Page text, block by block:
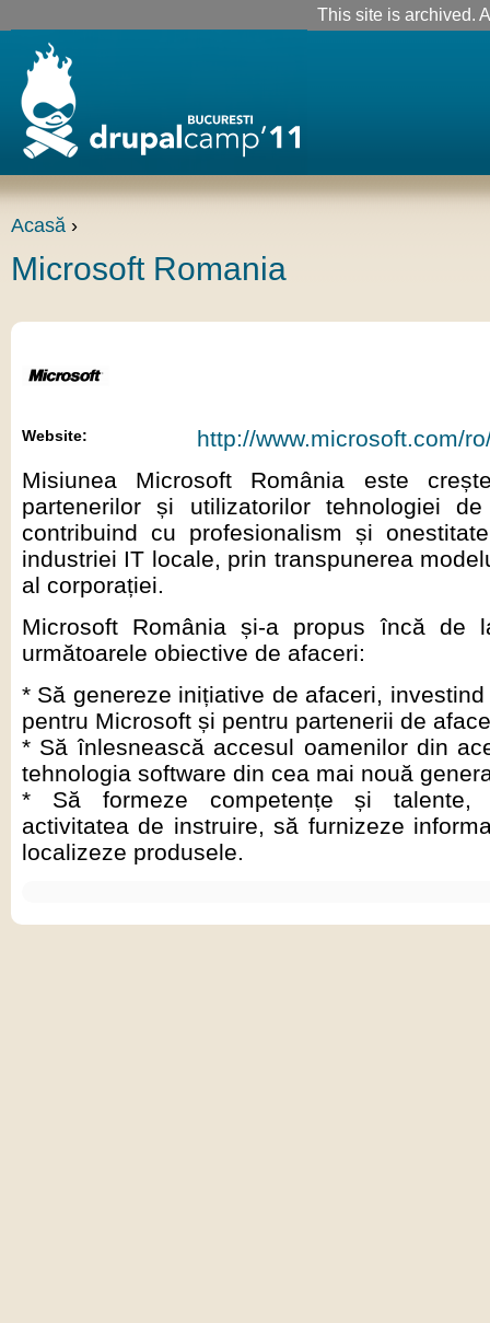
This site is archived.
Acasă ›
Microsoft Romania
Website:
http://www.microsoft.com/
Misiunea Microsoft România este
partenerilor și utilizatorilor tehnologiei
contribuind cu profesionalism și
industriei IT locale, prin transpunerea
al corporației.
Microsoft România și-a propus încă de
următoarele obiective de afaceri:
* Să genereze inițiative de afaceri,
pentru Microsoft și pentru partenerii de
* Să înlesnească accesul oamenilor din
tehnologia software din cea mai nouă
* Să formeze competențe și talente,
activitatea de instruire, să furnizeze
localizeze produsele.